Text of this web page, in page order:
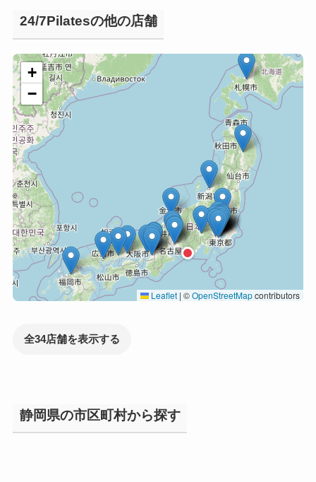
24/7Pilatesの他の店舗
+
−
Leaflet | ©OpenStreetMapcontributors
全34店舗を表示する
静岡県の市区町村から探す